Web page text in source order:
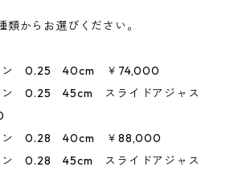
からお選びください。
ーン 0.25 40cm ￥74,000
ン 0.25 45cm スライドアジャス
ーン 0.28 40cm ￥88,000
ン 0.28 45cm スライドアジャス